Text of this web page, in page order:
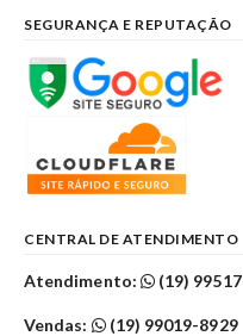
SEGURANÇA E REPUTAÇÃO
CENTRAL DE ATENDIMENTO
Atendimento: (19)
Vendas: (19) 99019-8929